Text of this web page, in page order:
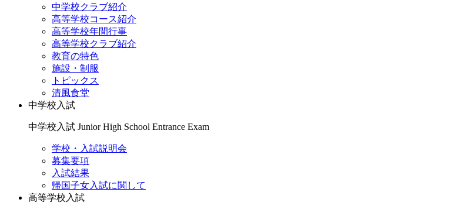
中学校クラブ紹介
高等学校コース紹介
高等学校年間行事
高等学校クラブ紹介
教育の特色
施設・制服
トピックス
清風食堂
中学校入試
中学校入試 Junior High School Entrance Exam
学校・入試説明会
募集要項
入試結果
帰国子女入試に関して
高等学校入試